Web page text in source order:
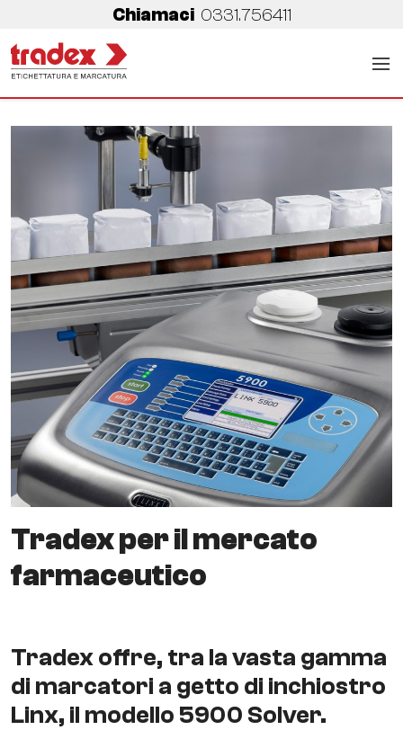
Chiamaci 0331.756411
Tradex per il mercato
farmaceutico
Tradex offre, tra la vasta gamma
di marcatori a getto di inchiostro
Linx, il modello 5900 Solver.